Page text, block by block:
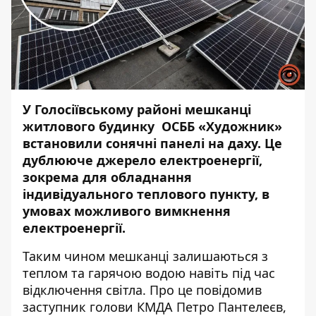
У Голосіївському районі мешканці
житлового будинку ОСББ «Художник»
встановили сонячні панелі на даху. Це
дублююче джерело електроенергії,
зокрема для обладнання
індивідуального теплового пункту, в
умовах можливого вимкнення
електроенергії.
Таким чином мешканці залишаються з
теплом та гарячою водою навіть під час
відключення світла. Про це повідомив
заступник голови КМДА Петро Пантелеєв,